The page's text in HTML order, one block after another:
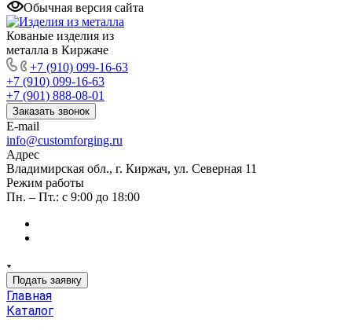
Обычная версия сайта
Кованые изделия из
металла в Киржаче
+7 (910) 099-16-63
+7 (910) 099-16-63
+7 (901) 888-08-01
Заказать звонок
E-mail
info@customforging.ru
Адрес
Владимирская обл., г. Киржач, ул. Северная 11
Режим работы
Пн. – Пт.: с 9:00 до 18:00
Подать заявку
Главная
Каталог